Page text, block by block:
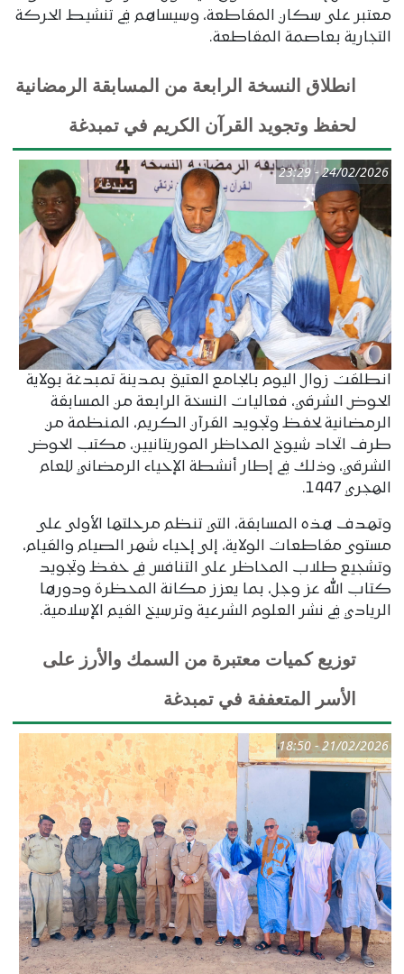
معتبر على سكان المقاطعة، وسيساهم في تنشيط الحركة
التجارية بعاصمة المقاطعة.
انطلاق النسخة الرابعة من المسابقة الرمضانية
لحفظ وتجويد القرآن الكريم في تمبدغة
24/02/2026 - 23:29
انطلقت زوال اليوم بالجامع العتيق بمدينة تمبدغة بولاية
الحوض الشرقي، فعاليات النسخة الرابعة من المسابقة
الرمضانية لحفظ وتجويد القرآن الكريم، المنظمة من
طرف اتحاد شيوخ المحاظر الموريتانيين، مكتب الحوض
الشرقي، وذلك في إطار أنشطة الإحياء الرمضاني للعام
الهجري 1447.
وتهدف هذه المسابقة، التي تنظم مرحلتها الأولى على
مستوى مقاطعات الولاية، إلى إحياء شهر الصيام والقيام،
وتشجيع طلاب المحاظر على التنافس في حفظ وتجويد
كتاب الله عز وجل، بما يعزز مكانة المحظرة ودورها
الريادي في نشر العلوم الشرعية وترسيخ القيم الإسلامية.
توزيع كميات معتبرة من السمك والأرز على
الأسر المتعففة في تمبدغة
21/02/2026 - 18:50